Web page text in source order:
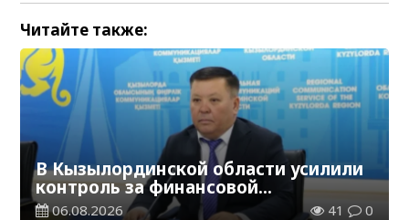
Читайте также:
В Кызылординской области усилили
контроль за финансовой
дисциплиной
06.08.2026 41 0